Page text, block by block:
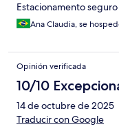
Estacionamento seguro
Ana Claudia, se
Opinión verificada
10/10
14 de octubre de 2025
Traducir con Google